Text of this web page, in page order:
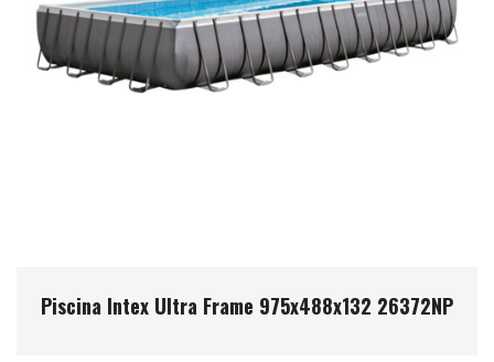
Piscina Intex Ultra Frame 975x488x132 26372NP